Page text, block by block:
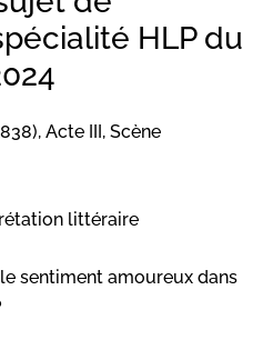
HLP du
Acte III, Scène
littéraire
sentiment amoureux dans